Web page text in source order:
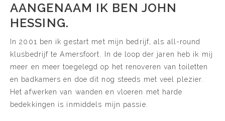
AANGENAAM IK BEN JOHN
HESSING.
In 2001 ben ik gestart met mijn bedrijf, als all-round
klusbedrijf te Amersfoort. In de loop der jaren heb ik mij
meer en meer toegelegd op het renoveren van toiletten
en badkamers en doe dit nog steeds met veel plezier.
Het afwerken van wanden en vloeren met harde
bedekkingen is inmiddels mijn passie.